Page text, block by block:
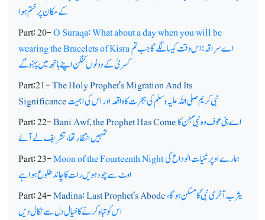
کے مکان پر ختم ہوا
Part: 20-O Suraqa: What about a day when you will be
wearing the Bracelets of Kisraاے سراقہ: اس وقت کیسا لگے گا جب تم
کسریٰ کے دونوں کنگن اپنے ہاتھ میں پہنو گے
Part:21-The Holy Prophet's Migration And Its
Significanceنبی کریم صلی اللہ علیہ وسلم کی ہجرت کا واقعہ اور اس کی اہمیت
Part: 22-Bani Awf, the Prophet Has Comeاے بنی عوف وہ نبیؐ جن کا
تمہیں انتظار تھا، تشریف لے آئے
Part: 23-Moon of the Fourteenth Nightہمارے اوپر ثنیات الوداع کی
اوٹ سے چودہویں رات کا چاند طلوع ہوا ہے
Part: 24-Madina: Last Prophet's Abodeیثرب آخری نبیؐ کا مسکن ہوگا،
اس کو تباہ کرنے کا خیال دل سے نکال دیں